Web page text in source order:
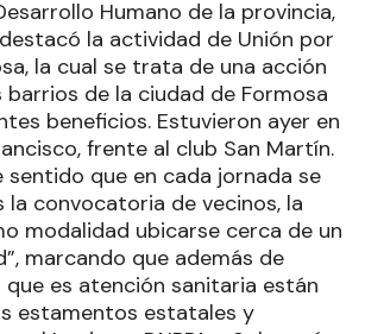
Humano de la provincia,
la actividad de Unión por
la cual se trata de una acción
de la ciudad de Formosa
beneficios. Estuvieron ayer en
frente al club San Martín.
sentido que en cada jornada se
la convocatoria de vecinos, la
modalidad ubicarse cerca de un
marcando que además de
es atención sanitaria están
estamentos estatales y